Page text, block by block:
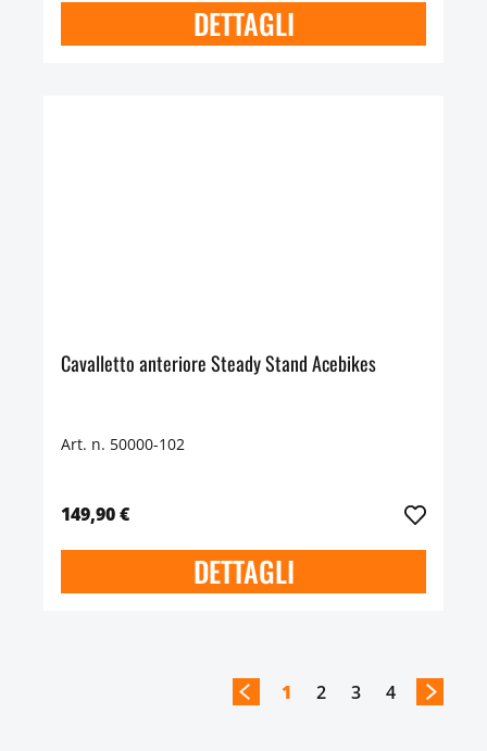
DETTAGLI
Cavalletto anteriore Steady Stand Acebikes
Art. n. 50000-102
149,90 €
DETTAGLI
1 2 3 4